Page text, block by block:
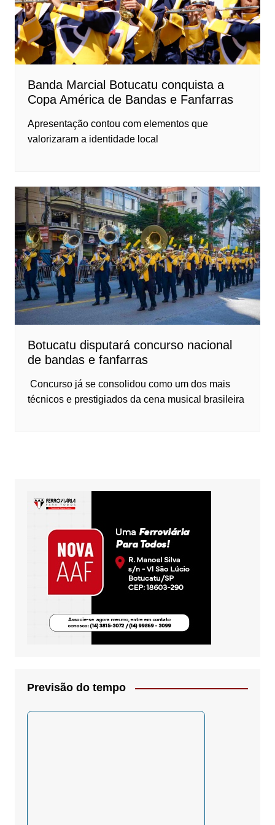
Banda Marcial Botucatu conquista a
Copa América de Bandas e Fanfarras
Apresentação contou com elementos que
valorizaram a identidade local
Botucatu disputará concurso nacional
de bandas e fanfarras
Concurso já se consolidou como um dos mais
técnicos e prestigiados da cena musical brasileira
Previsão do tempo